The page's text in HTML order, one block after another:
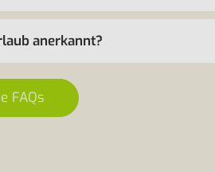
anerkannt?
FAQs